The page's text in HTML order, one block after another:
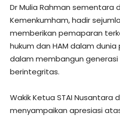
Dr Mulia Rahman sementara
Kemenkumham, hadir
memberikan pemaparan
hukum dan HAM dalam dunia
dalam membangun generasi
berintegritas.
Wakik Ketua STAI Nusantara
menyampaikan apresiasi